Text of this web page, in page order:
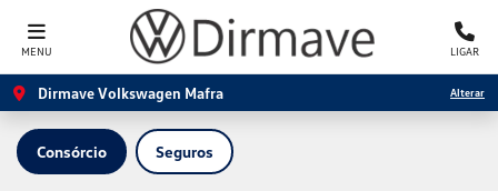
MENU LIGAR
Dirmave Volkswagen Mafra Alterar
Seguros
Consórcio